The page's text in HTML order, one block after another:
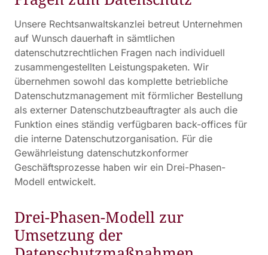
Unsere Rechtsanwaltskanzlei betreut Unternehmen
auf Wunsch dauerhaft in sämtlichen
datenschutzrechtlichen Fragen nach individuell
zusammengestellten Leistungspaketen. Wir
übernehmen sowohl das komplette betriebliche
Datenschutzmanagement mit förmlicher Bestellung
als externer Datenschutzbeauftragter als auch die
Funktion eines ständig verfügbaren back-offices für
die interne Datenschutzorganisation. Für die
Gewährleistung datenschutzkonformer
Geschäftsprozesse haben wir ein Drei-Phasen-
Modell entwickelt.
Drei-Phasen-Modell zur
Umsetzung der